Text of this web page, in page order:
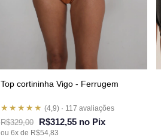
Top cortininha Vigo - Ferrugem
★★★★★ (4,9) · 117 avaliações
R$329,00 R$312,55 no Pix
ou 6x de R$54,83